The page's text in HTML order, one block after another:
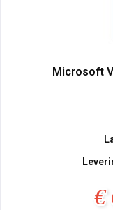
Microsoft
€